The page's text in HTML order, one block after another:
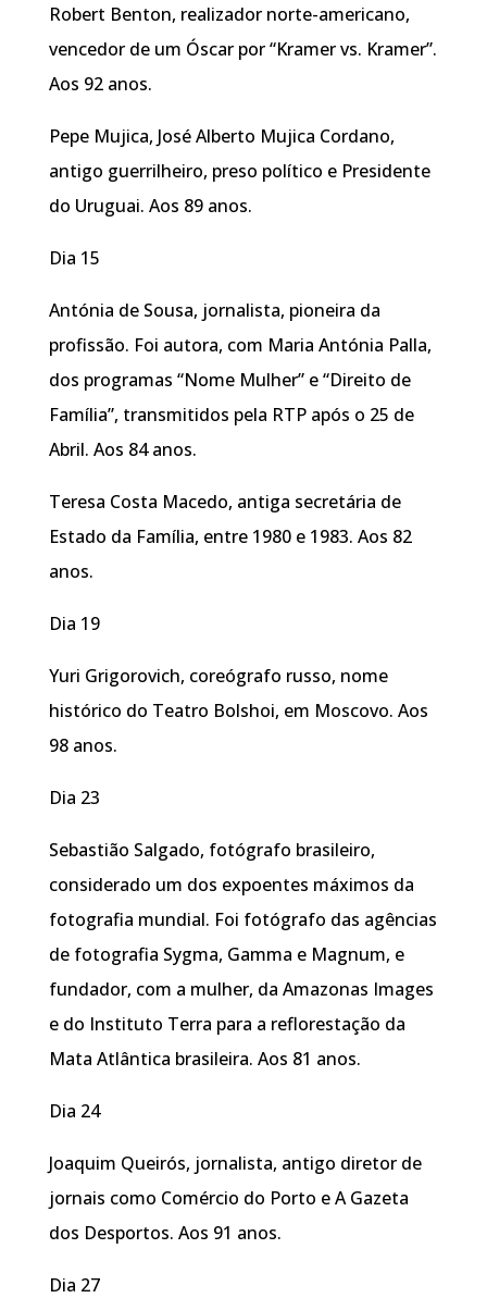
Robert Benton, realizador norte-americano,
vencedor de um Óscar por “Kramer vs. Kramer”.
Aos 92 anos.
Pepe Mujica, José Alberto Mujica Cordano,
antigo guerrilheiro, preso político e Presidente
do Uruguai. Aos 89 anos.
Dia 15
Antónia de Sousa, jornalista, pioneira da
profissão. Foi autora, com Maria Antónia Palla,
dos programas “Nome Mulher” e “Direito de
Família”, transmitidos pela RTP após o 25 de
Abril. Aos 84 anos.
Teresa Costa Macedo, antiga secretária de
Estado da Família, entre 1980 e 1983. Aos 82
anos.
Dia 19
Yuri Grigorovich, coreógrafo russo, nome
histórico do Teatro Bolshoi, em Moscovo. Aos
98 anos.
Dia 23
Sebastião Salgado, fotógrafo brasileiro,
considerado um dos expoentes máximos da
fotografia mundial. Foi fotógrafo das agências
de fotografia Sygma, Gamma e Magnum, e
fundador, com a mulher, da Amazonas Images
e do Instituto Terra para a reflorestação da
Mata Atlântica brasileira. Aos 81 anos.
Dia 24
Joaquim Queirós, jornalista, antigo diretor de
jornais como Comércio do Porto e A Gazeta
dos Desportos. Aos 91 anos.
Dia 27